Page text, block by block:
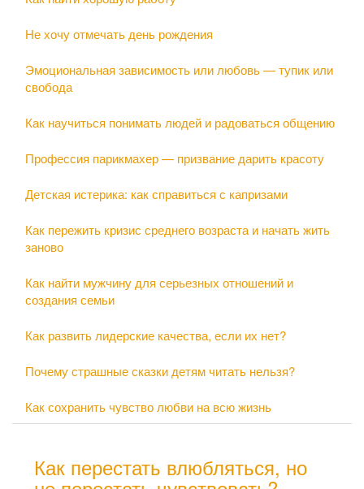
Не хочу отмечать день рождения
Эмоциональная зависимость или любовь — тупик или
свобода
Как научиться понимать людей и радоваться общению
Профессия парикмахер — призвание дарить красоту
Детская истерика: как справиться с капризами
Как пережить кризис среднего возраста и начать жить
заново
Как найти мужчину для серьезных отношений и
создания семьи
Как развить лидерские качества, если их нет?
Почему страшные сказки детям читать нельзя?
Как сохранить чувство любви на всю жизнь
Как перестать влюбляться, но